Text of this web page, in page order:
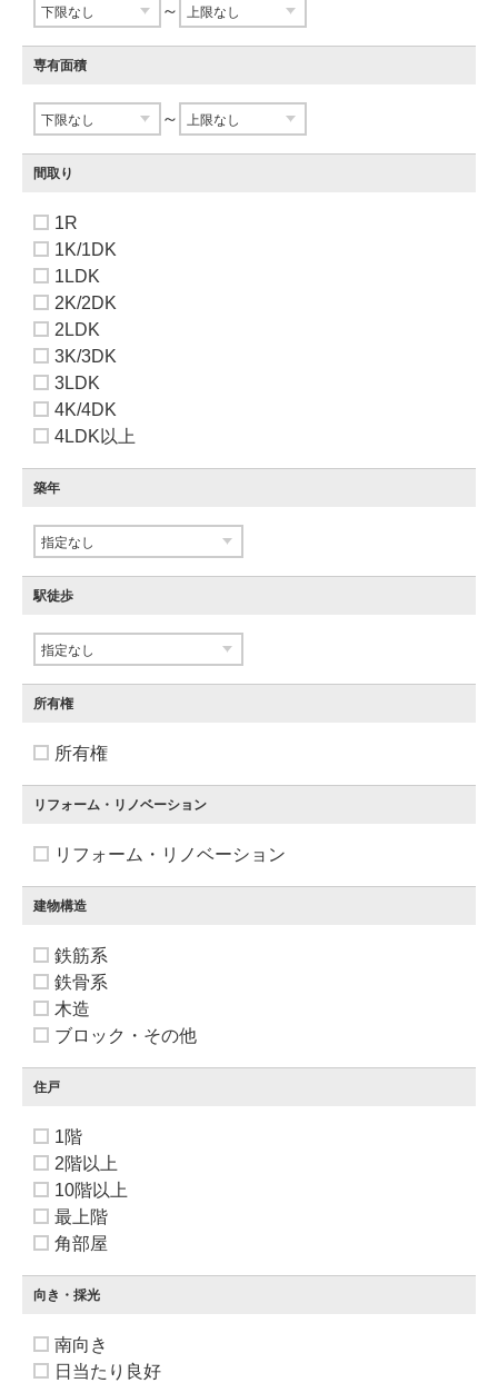
～
専有面積
～
間取り
1R
1K/1DK
1LDK
2K/2DK
2LDK
3K/3DK
3LDK
4K/4DK
4LDK以上
築年
駅徒歩
所有権
所有権
リフォーム・リノベーション
リフォーム・リノベーション
建物構造
鉄筋系
鉄骨系
木造
ブロック・その他
住戸
1階
2階以上
10階以上
最上階
角部屋
向き・採光
南向き
日当たり良好